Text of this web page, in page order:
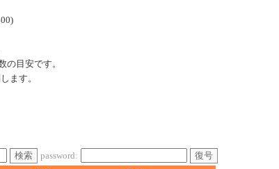
の目安です。
ます。
検索 password:
復号